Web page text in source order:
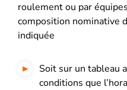
roulement ou par
composition nominative
indiquée
Soit sur un tableau
conditions que